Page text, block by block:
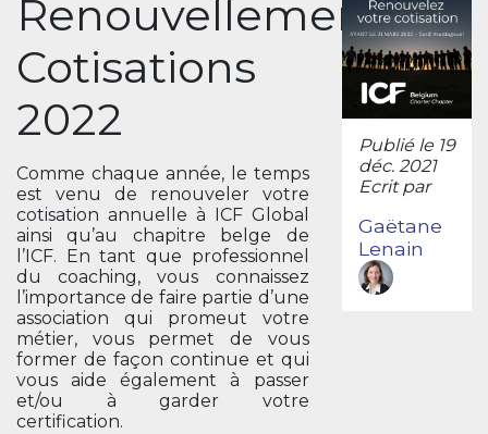
Renouvellement
Cotisations
2022
Comme chaque année, le temps
est venu de renouveler votre
cotisation annuelle à ICF Global
ainsi qu’au chapitre belge de
l’ICF. En tant que professionnel
du coaching, vous connaissez
l’importance de faire partie d’une
association qui promeut votre
métier, vous permet de vous
former de façon continue et qui
vous aide également à passer
et/ou à garder votre
certification.
Publié le 19
déc. 2021
Ecrit par
Gaëtane
Lenain